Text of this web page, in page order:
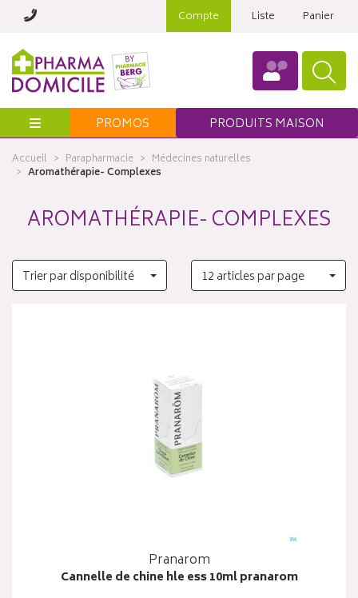
Compte Liste Panier
Menu PROMOS PRODUITS MAISON
Accueil Parapharmacie
Médecines naturelles
Aromathérapie- Complexes
AROMATHÉRAPIE- COMPLEXES
Trier par disponibilité 12 articles par page
Pranarom
Cannelle de chine hle ess 10ml pranarom